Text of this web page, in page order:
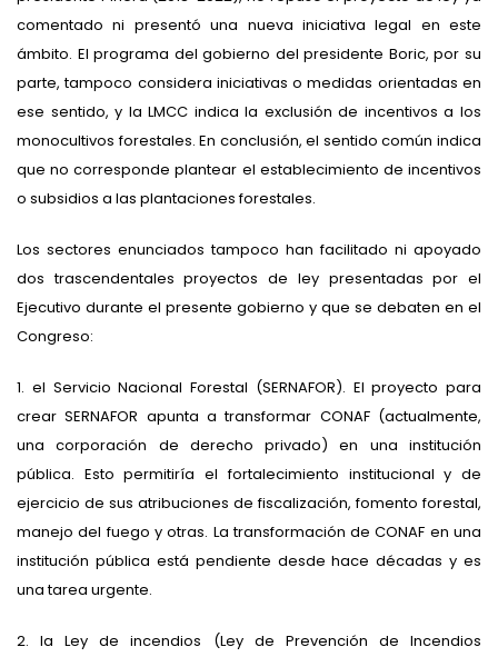
comentado ni presentó una nueva iniciativa legal en este
ámbito. El programa del gobierno del presidente Boric, por su
parte, tampoco considera iniciativas o medidas orientadas en
ese sentido, y la LMCC indica la exclusión de incentivos a los
monocultivos forestales. En conclusión, el sentido común indica
que no corresponde plantear el establecimiento de incentivos
o subsidios a las plantaciones forestales.
Los sectores enunciados tampoco han facilitado ni apoyado
dos trascendentales proyectos de ley presentadas por el
Ejecutivo durante el presente gobierno y que se debaten en el
Congreso:
1. el Servicio Nacional Forestal (SERNAFOR). El proyecto para
crear SERNAFOR apunta a transformar CONAF (actualmente,
una corporación de derecho privado) en una institución
pública. Esto permitiría el fortalecimiento institucional y de
ejercicio de sus atribuciones de fiscalización, fomento forestal,
manejo del fuego y otras. La transformación de CONAF en una
institución pública está pendiente desde hace décadas y es
una tarea urgente.
2. la Ley de incendios (Ley de Prevención de Incendios